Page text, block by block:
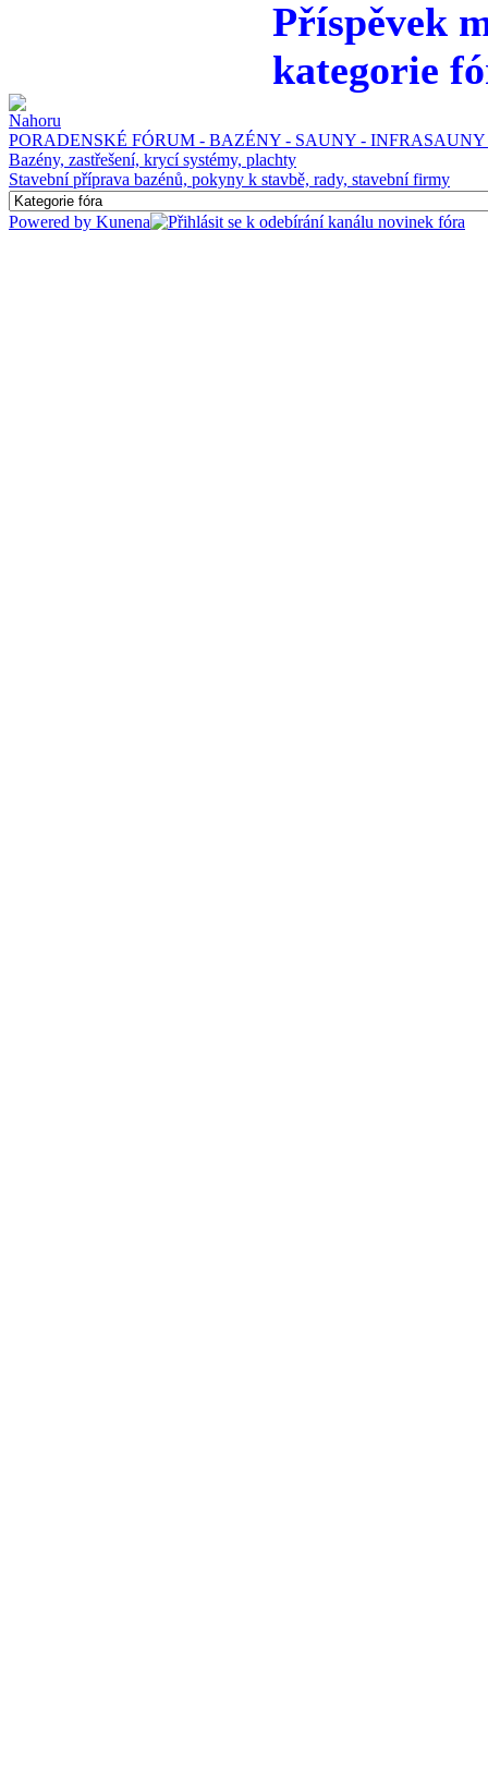
Příspěvek
kategorie
PORADENSKÉ FÓRUM - BAZÉNY - SAUNY -
Bazény, zastřešení, krycí systémy, plachty
Stavební příprava bazénů, pokyny k stavbě, rady, stavební firmy
Powered by Kunena